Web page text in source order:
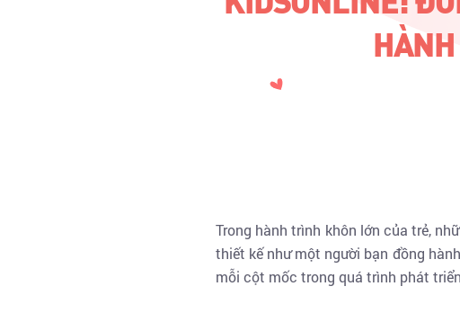
Trong hành trình khôn lớn của trẻ,
thiết kế như một người bạn đồng
mỗi cột mốc trong quá trình phát